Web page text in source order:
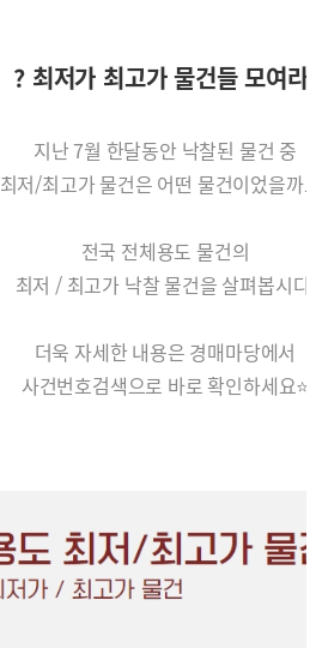
? 최저가 최고가 물건들 모여라!
지난 7월 한달동안 낙찰된 물건 중
최저/최고가 물건은 어떤 물건이었을까
전국 전체용도 물건의
최저 / 최고가 낙찰 물건을 살펴봅시다.
더욱 자세한 내용은 경매마당에서
사건번호검색으로 바로 확인하세요⭐